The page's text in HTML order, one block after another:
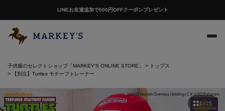
LINEお友達追加で500円OFFクーポンプレゼント
子供服のセレクトショップ「MARKEY'S ONLINE STORE」
トップス
【別注】Turtles モチーフトレーナー
1 / 25